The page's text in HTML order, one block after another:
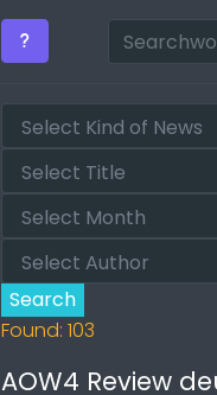
Search
Found: 103
AOW4 Review